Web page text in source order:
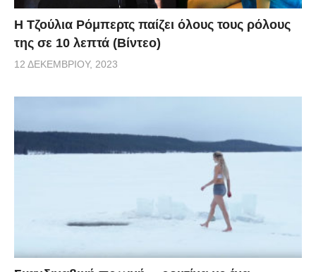
Η Τζούλια Ρόμπερτς παίζει όλους τους ρόλους
της σε 10 λεπτά (Βίντεο)
12 ΔΕΚΕΜΒΡΊΟΥ, 2023